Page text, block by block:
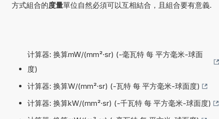
方式組合的度量單位自然必須可以互相結合，且組合要有意義.
计算器: 换算mW/(mm²·sr) (-毫瓦特 每 平方毫米-球面
度)
计算器: 换算W/(mm²·sr) (-瓦特 每 平方毫米-球面度)
计算器: 换算kW/(mm²·sr) (-千瓦特 每 平方毫米-球面度)